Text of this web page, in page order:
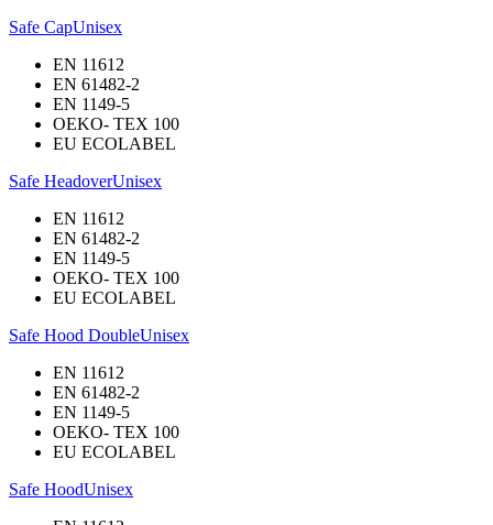
Safe CapUnisex
EN 11612
EN 61482-2
EN 1149-5
OEKO- TEX 100
EU ECOLABEL
Safe HeadoverUnisex
EN 11612
EN 61482-2
EN 1149-5
OEKO- TEX 100
EU ECOLABEL
Safe Hood DoubleUnisex
EN 11612
EN 61482-2
EN 1149-5
OEKO- TEX 100
EU ECOLABEL
Safe HoodUnisex